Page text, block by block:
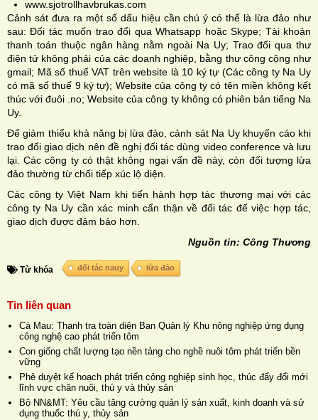
www.sjotrollhavbrukas.com
Cảnh sát đưa ra một số dấu hiệu cần chú ý có thể là lừa đảo như
sau: Đối tác muốn trao đổi qua Whatsapp hoặc Skype; Tài khoản
thanh toán thuộc ngân hàng nằm ngoài Na Uy; Trao đổi qua thư
điện tử không phải của các doanh nghiệp, bằng thư công cộng như
gmail; Mã số thuế VAT trên website là 10 ký tự (Các công ty Na Uy
có mã số thuế 9 ký tự); Website của công ty có tên miền không kết
thúc với đuôi .no; Website của công ty không có phiên bản tiếng Na
Uy.
Để giảm thiểu khả năng bị lừa đảo, cảnh sát Na Uy khuyến cáo khi
trao đổi giao dịch nên đề nghị đối tác dùng video conference và lưu
lại. Các công ty có thật không ngại vấn đề này, còn đối tượng lừa
đảo thường từ chối tiếp xúc lộ diện.
Các công ty Việt Nam khi tiến hành hợp tác thương mại với các
công ty Na Uy cần xác minh cẩn thận về đối tác để việc hợp tác,
giao dịch được đảm bảo hơn.
Nguồn tin: Công Thương
Từ khóa đối tác nauy lừa đảo
Tin liên quan
Cà Mau: Thanh tra toàn diện Ban Quản lý Khu nông nghiệp ứng dụng
công nghệ cao phát triển tôm
Con giống chất lượng tạo nền tảng cho nghề nuôi tôm phát triển bền
vững
Phê duyệt kế hoạch phát triển công nghiệp sinh học, thúc đẩy đổi mới
lĩnh vực chăn nuôi, thú y và thủy sản
Bộ NN&MT: Yêu cầu tăng cường quản lý sản xuất, kinh doanh và sử
dụng thuốc thú y, thủy sản